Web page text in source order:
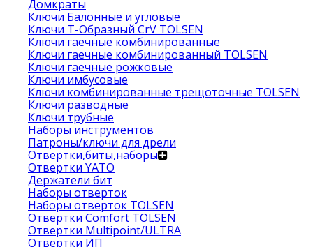
Домкраты
Ключи Балонные и угловые
Ключи Т-Образный CrV TOLSEN
Ключи гаечные комбинированные
Ключи гаечные комбинированный TOLSEN
Ключи гаечные рожковые
Ключи имбусовые
Ключи комбинированные трещоточные TOLSEN
Ключи разводные
Ключи трубные
Наборы инструментов
Патроны/ключи для дрели
Отвертки,биты,наборы
Отвертки YATO
Держатели бит
Наборы отверток
Наборы отверток TOLSEN
Отвертки Comfort TOLSEN
Отвертки Multipoint/ULTRA
Отвертки ИП